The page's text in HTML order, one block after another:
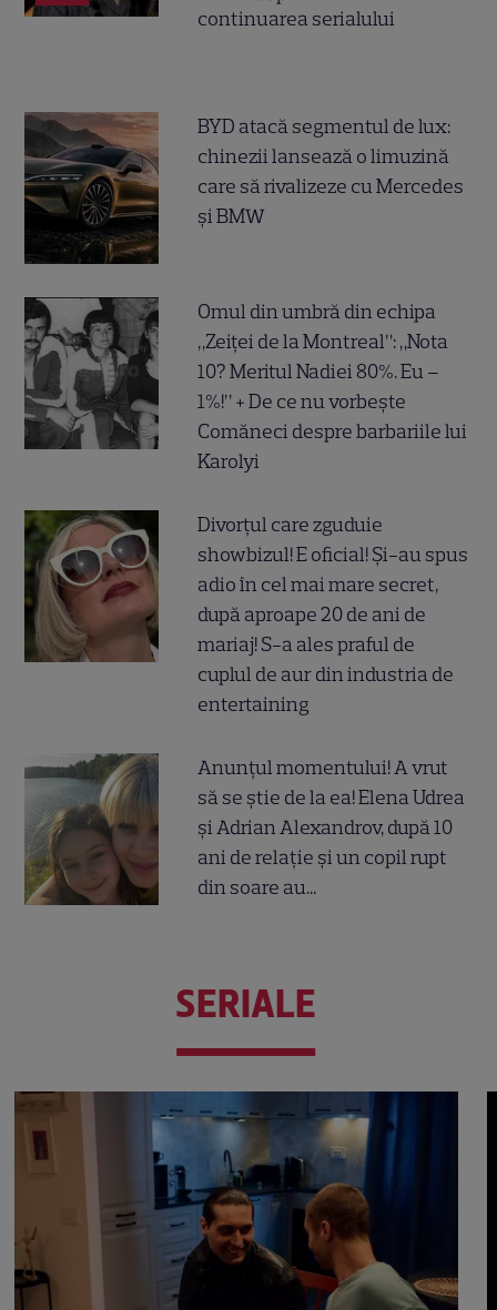
continuarea serialului
BYD atacă segmentul de lux:
chinezii lansează o limuzină
care să rivalizeze cu Mercedes
și BMW
Omul din umbră din echipa
„Zeiței de la Montreal”: „Nota
10? Meritul Nadiei 80%. Eu –
1%!” + De ce nu vorbește
Comăneci despre barbariile lui
Karolyi
Divorțul care zguduie
showbizul! E oficial! Și-au spus
adio în cel mai mare secret,
după aproape 20 de ani de
mariaj! S-a ales praful de
cuplul de aur din industria de
entertaining
Anunțul momentului! A vrut
să se știe de la ea! Elena Udrea
și Adrian Alexandrov, după 10
ani de relație și un copil rupt
din soare au...
SERIALE